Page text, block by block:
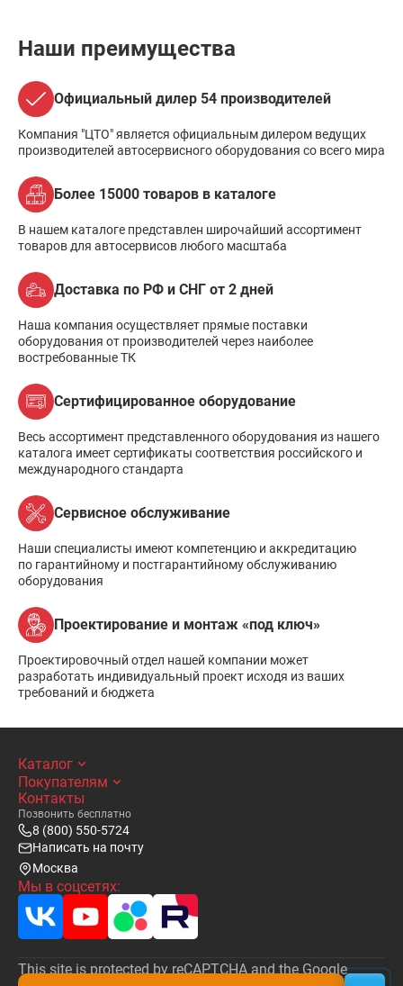
Наши преимущества
Официальный дилер 54 производителей
Компания "ЦТО" является официальным дилером ведущих
производителей автосервисного оборудования со всего мира
Более 15000 товаров в каталоге
В нашем каталоге представлен широчайший ассортимент
товаров для автосервисов любого масштаба
Доставка по РФ и СНГ от 2 дней
Наша компания осуществляет прямые поставки
оборудования от производителей через наиболее
востребованные ТК
Сертифицированное оборудование
Весь ассортимент представленного оборудования из нашего
каталога имеет сертификаты соответствия российского и
международного стандарта
Сервисное обслуживание
Наши специалисты имеют компетенцию и аккредитацию
по гарантийному и постгарантийному обслуживанию
оборудования
Проектирование и монтаж «под ключ»
Проектировочный отдел нашей компании может
разработать индивидуальный проект исходя из ваших
требований и бюджета
Каталог
Покупателям
Контакты
Позвонить бесплатно
8 (800) 550-5724
Написать на почту
Москва
Мы в соцсетях:
This site is protected by reCAPTCHA and the Google